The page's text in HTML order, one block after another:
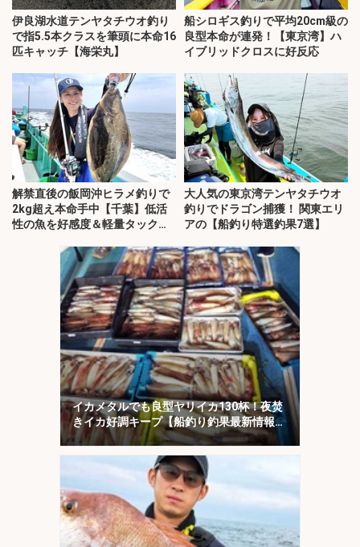
伊良湖水道テンヤタチウオ釣り
で指5.5本クラスを筆頭に本命16
匹キャッチ【海栄丸】
船シロギス釣りで平均20cm級の
良型本命が連発！【東京湾】ハ
イブリッドクロスに好反応
解禁直後の飯岡沖ヒラメ釣りで
2kg超え本命手中【千葉】低活
性の魚を好感度＆軽量タックル
大人気の東京湾テンヤタチウオ
釣りでドラゴン捕獲！ 関東エリ
アの【船釣り特選釣果7選】
イカメタルでも良型ヤリイカ130杯！夜焚
きイカ好調キープ【船釣り釣果最新情報13
選・玄界灘】